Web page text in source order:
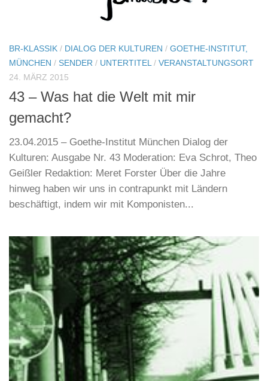
BR-KLASSIK / DIALOG DER KULTUREN / GOETHE-INSTITUT,
MÜNCHEN / SENDER / UNTERTITEL / VERANSTALTUNGSORT
24. MÄRZ 2015
43 – Was hat die Welt mit mir
gemacht?
23.04.2015 – Goethe-Institut München Dialog der
Kulturen: Ausgabe Nr. 43 Moderation: Eva Schrot, Theo
Geißler Redaktion: Meret Forster Über die Jahre
hinweg haben wir uns in contrapunkt mit Ländern
beschäftigt, indem wir mit Komponisten...